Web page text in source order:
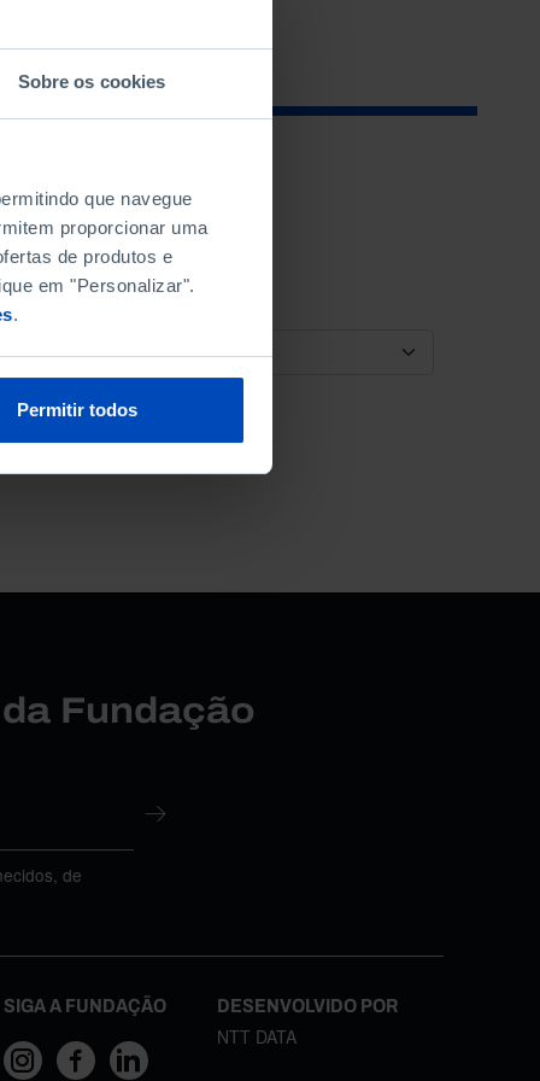
Sobre os cookies
que navegue
proporcionar uma
de produtos e
em "Personalizar".
.
Permitir todos
ORDENAR POR
Fundação
de
SIGA A FUNDAÇÃO DESENVOLVIDO POR
NTT DATA